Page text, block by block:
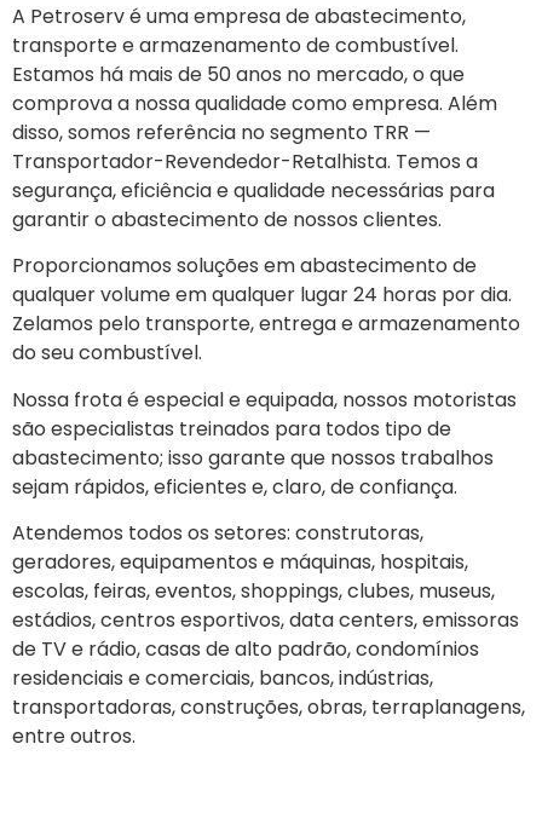
A Petroserv é uma empresa de abastecimento,
transporte e armazenamento de combustível.
Estamos há mais de 50 anos no mercado, o que
comprova a nossa qualidade como empresa. Além
disso, somos referência no segmento TRR —
Transportador-Revendedor-Retalhista. Temos a
segurança, eficiência e qualidade necessárias para
garantir o abastecimento de nossos clientes.
Proporcionamos soluções em abastecimento de
qualquer volume em qualquer lugar 24 horas por dia.
Zelamos pelo transporte, entrega e armazenamento
do seu combustível.
Nossa frota é especial e equipada, nossos motoristas
são especialistas treinados para todos tipo de
abastecimento; isso garante que nossos trabalhos
sejam rápidos, eficientes e, claro, de confiança.
Atendemos todos os setores: construtoras,
geradores, equipamentos e máquinas, hospitais,
escolas, feiras, eventos, shoppings, clubes, museus,
estádios, centros esportivos, data centers, emissoras
de TV e rádio, casas de alto padrão, condomínios
residenciais e comerciais, bancos, indústrias,
transportadoras, construções, obras, terraplanagens,
entre outros.